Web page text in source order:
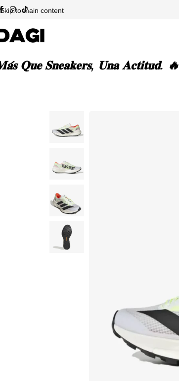
Skip to main content
𝐐𝐮𝐞 𝐒𝐧𝐞𝐚𝐤𝐞𝐫𝐬, 𝐔𝐧𝐚 𝐀𝐜𝐭𝐢𝐭𝐮𝐝. 🔥